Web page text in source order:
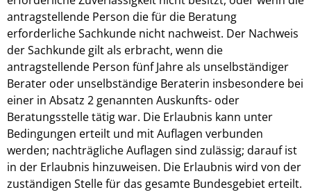
antragstellende Person die für die Beratung
erforderliche Sachkunde nicht nachweist. Der Nachweis
der Sachkunde gilt als erbracht, wenn die
antragstellende Person fünf Jahre als unselbständiger
Berater oder unselbständige Beraterin insbesondere bei
einer in Absatz 2 genannten Auskunfts- oder
Beratungsstelle tätig war. Die Erlaubnis kann unter
Bedingungen erteilt und mit Auflagen verbunden
werden; nachträgliche Auflagen sind zulässig; darauf ist
in der Erlaubnis hinzuweisen. Die Erlaubnis wird von der
zuständigen Stelle für das gesamte Bundesgebiet erteilt.